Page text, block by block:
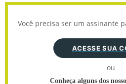
Você precisa ser um assinante
ACESSE SUA
ou
Conheça alguns dos